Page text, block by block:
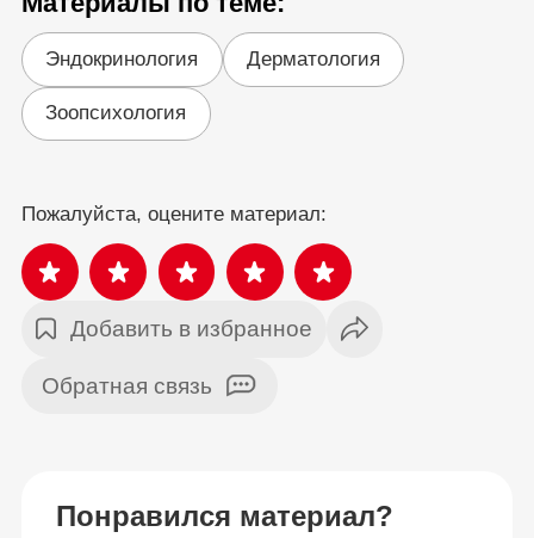
Эндокринология Дерматология
Зоопсихология
Пожалуйста, оцените материал:
Добавить в избранное
Обратная связь
Понравился материал?